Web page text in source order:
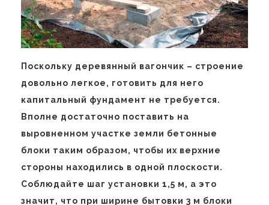
Поскольку деревянный вагончик – строение
довольно легкое, готовить для него
капитальный фундамент не требуется.
Вполне достаточно поставить на
выровненном участке земли бетонные
блоки таким образом, чтобы их верхние
стороны находились в одной плоскости.
Соблюдайте шаг установки 1,5 м, а это
значит, что при ширине бытовки 3 м блоки